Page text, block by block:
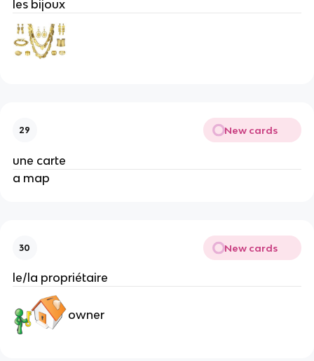
les bijoux
29 New cards
une carte
a map
30 New cards
le/la propriétaire
owner